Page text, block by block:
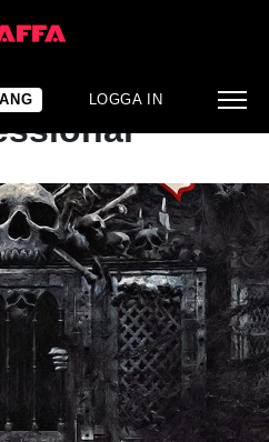
LOGGA IN
Concrete